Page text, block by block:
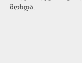
მოხდა.